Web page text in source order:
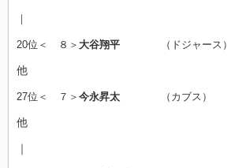
｜
20位＜ ８＞ 大谷翔平 （ドジャース）
他
27位＜ ７＞ 今永昇太 （カブス）
他
｜